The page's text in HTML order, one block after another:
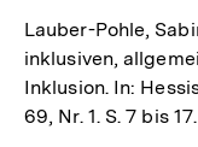
Lauber-Pohle,
inklusiven,
Inklusion. In:
69, Nr. 1. S. 7 bis 17.